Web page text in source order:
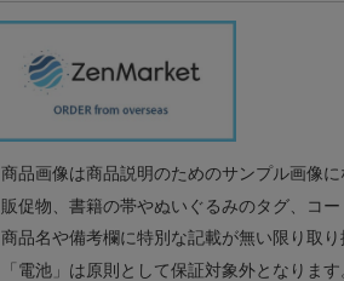
商品画像は商品説明のためのサンプル画像に
販促物、書籍の帯やぬいぐるみのタグ、コ
商品名や備考欄に特別な記載が無い限り取り
「電池」は原則として保証対象外となります